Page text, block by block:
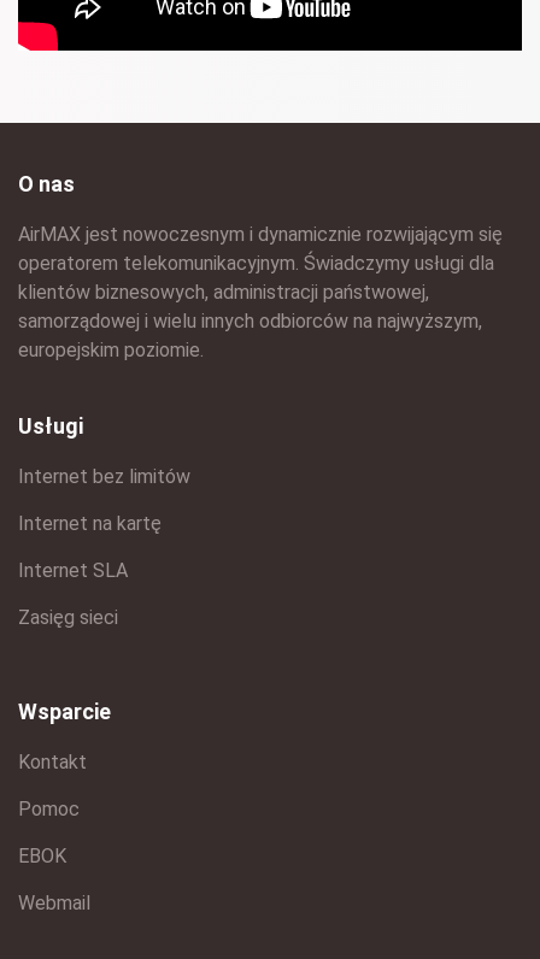
O nas
AirMAX jest nowoczesnym i dynamicznie rozwijającym się
operatorem telekomunikacyjnym. Świadczymy usługi dla
klientów biznesowych, administracji państwowej,
samorządowej i wielu innych odbiorców na najwyższym,
europejskim poziomie.
Usługi
Internet bez limitów
Internet na kartę
Internet SLA
Zasięg sieci
Wsparcie
Kontakt
Pomoc
EBOK
Webmail